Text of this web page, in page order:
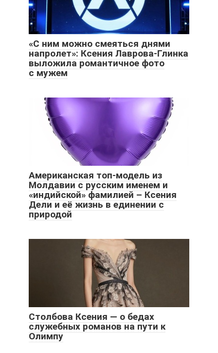
«С ним можно смеяться днями
напролет»: Ксения Лаврова-Глинка
выложила романтичное фото
с мужем
Американская топ-модель из
Молдавии с русским именем и
«индийской» фамилией – Ксения
Дели и её жизнь в единении с
природой
Столбова Ксения — о бедах
служебных романов на пути к
Олимпу